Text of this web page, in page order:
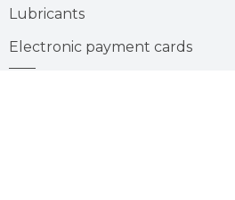
Lubricants
Electronic payment cards